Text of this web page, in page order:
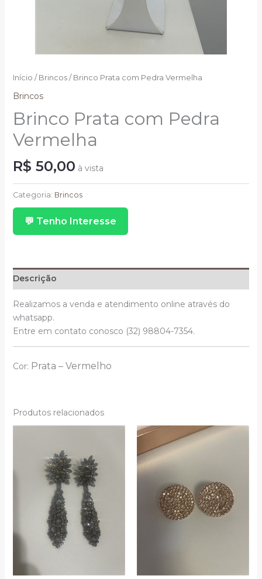
Início / Brincos/ Brinco Prata com Pedra Vermelha
Brincos
Brinco Prata com Pedra
Vermelha
R$ 50,00 à vista
Brinco
Prata
com
Pedra
Vermelha
Categoria: Brincos
💬 Tenho Interesse
Descrição
Realizamos a venda e atendimento online através do
whatsapp.
Entre em contato conosco (32) 98804-7354.
Cor: Prata – Vermelho
Produtos relacionados